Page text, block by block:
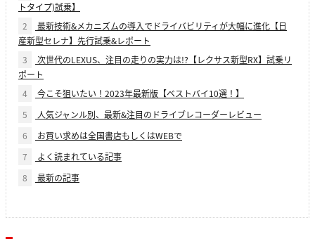
トタイプ)試乗】
2
最新技術&メカニズムの導入でドライバビリティが大幅に進化【日
産新型セレナ】先行試乗&レポート
3
次世代のLEXUS、注目の走りの実力は!?【レクサス新型RX】試乗リ
ポート
4
今こそ狙いたい！2023年最新版【ベストバイ10選！】
5
人気ジャンル別、最新&注目のドライブレコーダーレビュー
6
お買い求めは全国書店もしくはWEBで
7
よく読まれている記事
8
最新の記事